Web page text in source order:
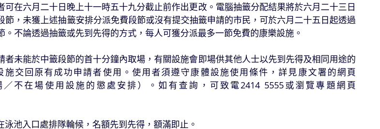
在六月二十日晚上十一時五十九分截止前作出更改。電腦抽籤分配結果將於六月二十三日
，未獲上述抽籤安排分派免費段節或沒有提交抽籤申請的市民，可於六月二十五日起透過
不論透過抽籤或先到先得的方式，每人可獲分派最多一節免費的康樂設施。
能於中籤段節的首十分鐘內取場，有關設施會即場供其他人士以先到先得及相同用途的
交回原有成功申請者使用。使用者須遵守康體設施使用條件，詳見康文署的網頁
／不在場使用設施的懲處安排）。如有查詢，可致電2414 5555或瀏覽專題網頁
池入口處排隊輪候，名額先到先得，額滿即止。